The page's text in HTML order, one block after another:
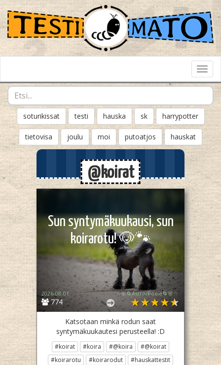
soturikissat testi hauska sk harrypotter
tietovisa joulu moi putoatjos hauskat
@koirat
Sun syntymäkuukausi, sun
koirarotu! 🐶🐾
774
2026-08-01 ☆🌸🌀Astro/Roxie🌀🌸☆
Katsotaan minkä rodun saat
syntymäkuukautesi perusteella! :D
#koirat #koira #@koira
#@koirat
#koirarotu
#koirarodut
#hauskattestit